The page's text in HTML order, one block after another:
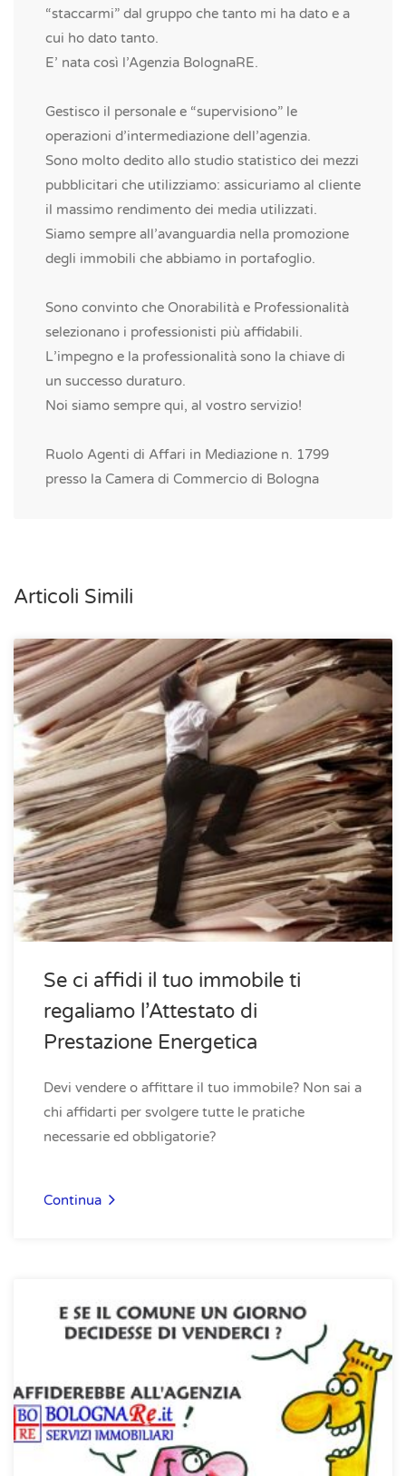
“staccarmi” dal gruppo che tanto mi ha dato e a
cui ho dato tanto.
E’ nata così l’Agenzia BolognaRE.
Gestisco il personale e “supervisiono” le
operazioni d’intermediazione dell’agenzia.
Sono molto dedito allo studio statistico dei mezzi
pubblicitari che utilizziamo: assicuriamo al cliente
il massimo rendimento dei media utilizzati.
Siamo sempre all’avanguardia nella promozione
degli immobili che abbiamo in portafoglio.
Sono convinto che Onorabilità e Professionalità
selezionano i professionisti più affidabili.
L’impegno e la professionalità sono la chiave di
un successo duraturo.
Noi siamo sempre qui, al vostro servizio!
Ruolo Agenti di Affari in Mediazione n. 1799
presso la Camera di Commercio di Bologna
Articoli Simili
Se ci affidi il tuo immobile ti
regaliamo l’Attestato di
Prestazione Energetica
Devi vendere o affittare il tuo immobile? Non sai a
chi affidarti per svolgere tutte le pratiche
necessarie ed obbligatorie?
Continua